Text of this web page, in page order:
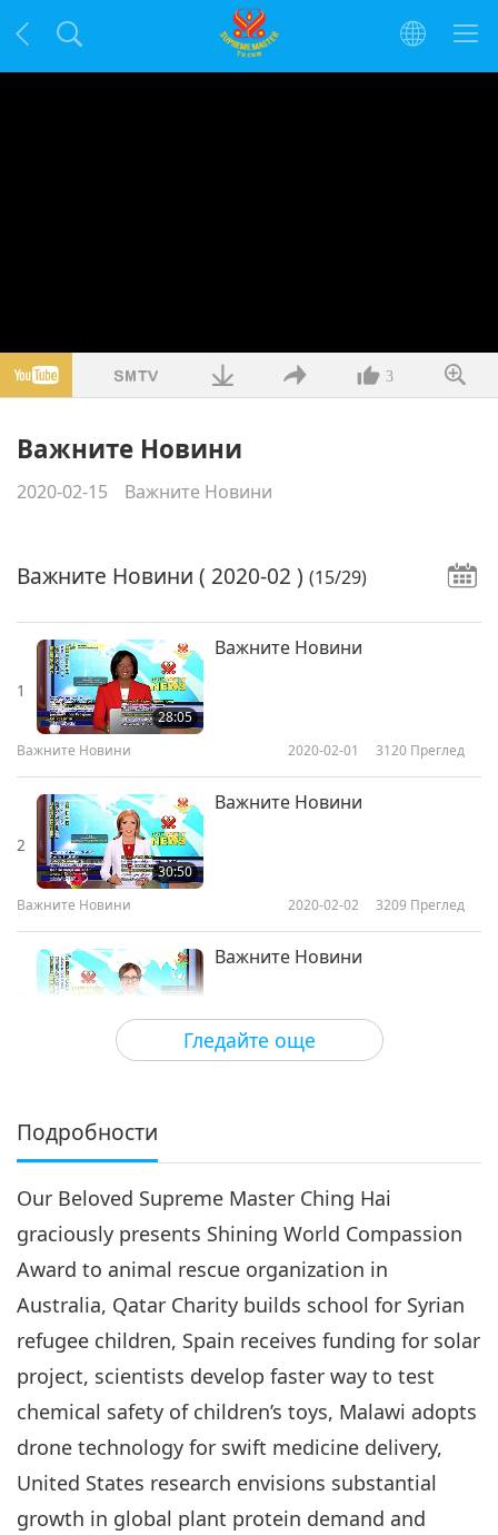
3
Важните Новини
2020-02-15 Важните Новини
Гледайте още
Важните Новини ( 2020-02 ) (15/29)
1
28:05
Важните Новини
Важните Новини 2020-02-01 3120 Преглед
2
30:50
Важните Новини
Важните Новини 2020-02-02 3209 Преглед
28:15
Важните Новини
Важните Новини 2020-02-03 3111
4
2020-02-04
5
29:04
Важните Новини
Важните Новини 2020-02-05 3463 Преглед
31:39
Важните Новини
Важните Новини 2020-02-06 3246Преглед
Подробности
Our Beloved Supreme Master Ching Hai
graciously presents Shining World Compassion
Award to animal rescue organization in
Australia, Qatar Charity builds school for Syrian
refugee children, Spain receives funding for solar
project, scientists develop faster way to test
chemical safety of children’s toys, Malawi adopts
drone technology for swift medicine delivery,
United States research envisions substantial
growth in global plant protein demand and